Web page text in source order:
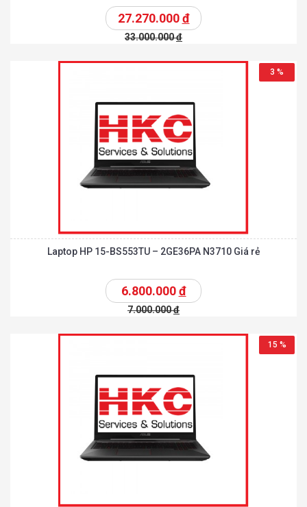
27.270.000đ
33.000.000đ
3 %
Laptop HP 15-BS553TU – 2GE36PA N3710 Giá rẻ
6.800.000đ
7.000.000đ
15 %